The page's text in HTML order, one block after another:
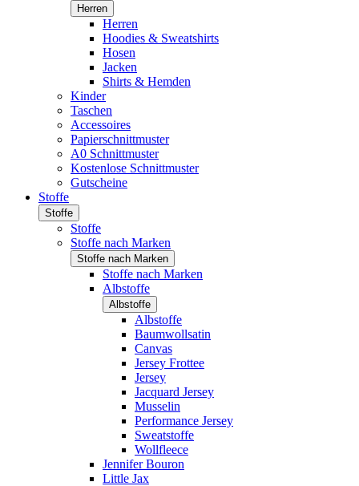
Herren
Herren
Hoodies & Sweatshirts
Hosen
Jacken
Shirts & Hemden
Kinder
Taschen
Accessoires
Papierschnittmuster
A0 Schnittmuster
Kostenlose Schnittmuster
Gutscheine
Stoffe
Stoffe
Stoffe
Stoffe nach Marken
Stoffe nach Marken
Stoffe nach Marken
Albstoffe
Albstoffe
Albstoffe
Baumwollsatin
Canvas
Jersey Frottee
Jersey
Jacquard Jersey
Musselin
Performance Jersey
Sweatstoffe
Wollfleece
Jennifer Bouron
Little Jax